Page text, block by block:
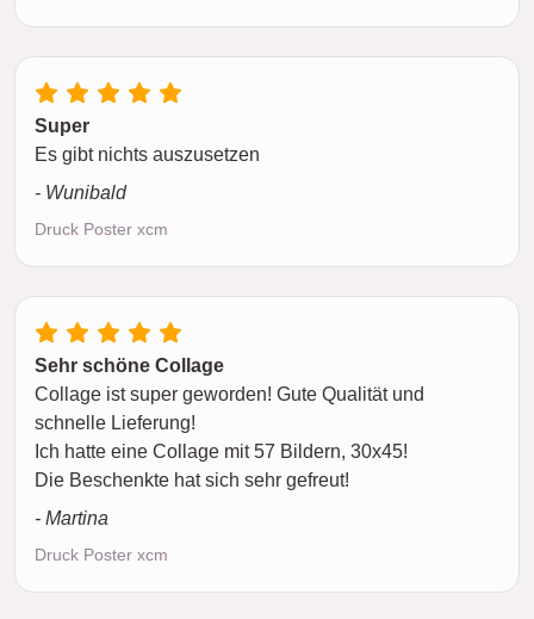
Super
Es gibt nichts auszusetzen
- Wunibald
Druck Poster xcm
Sehr schöne Collage
Collage ist super geworden! Gute Qualität und
schnelle Lieferung!
Ich hatte eine Collage mit 57 Bildern, 30x45!
Die Beschenkte hat sich sehr gefreut!
- Martina
Druck Poster xcm